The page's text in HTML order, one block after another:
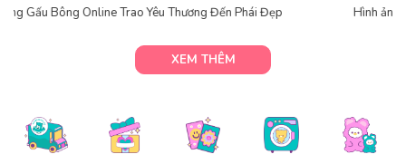
Hình ảnh 4 shop Gấu Bông Online HCM
XEM THÊM